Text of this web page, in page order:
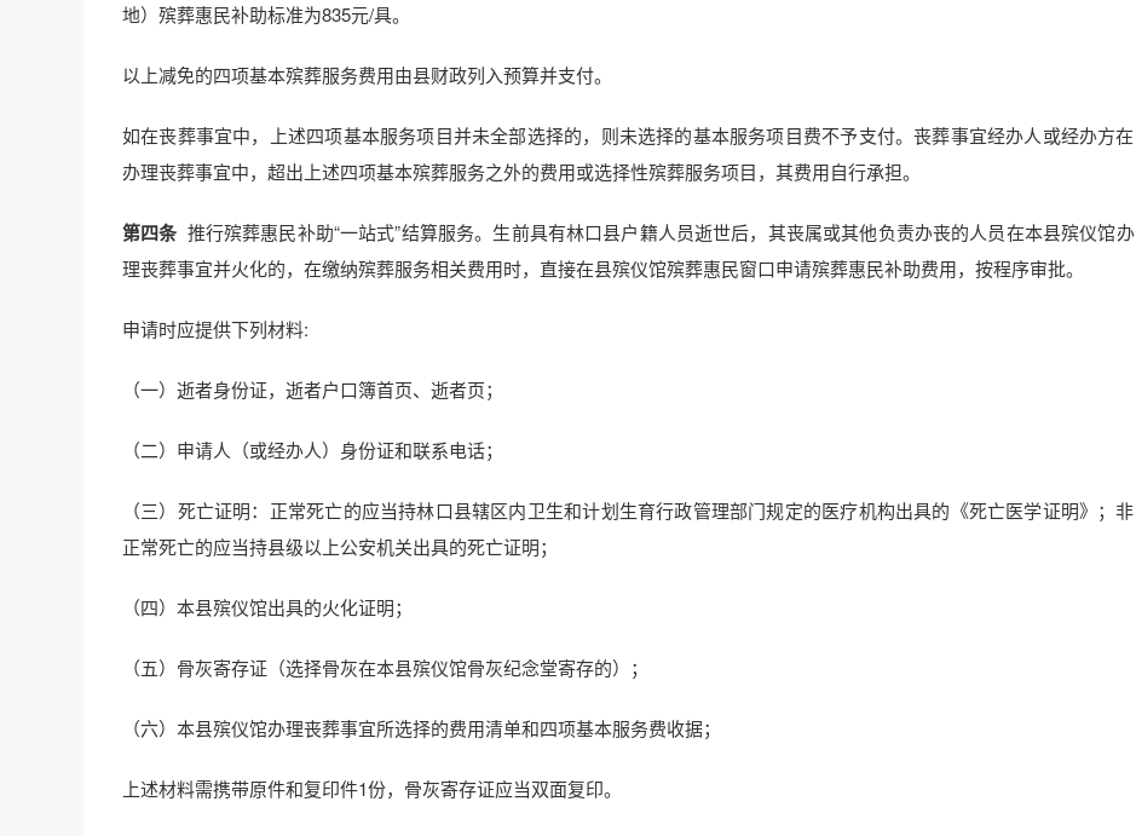
地）殡葬惠民补助标准为835元/具。
以上减免的四项基本殡葬服务费用由县财政列入预算并支付。
如在丧葬事宜中，上述四项基本服务项目并未全部选择的，则未选择的基本服务项目费不予支付。丧葬事宜经办人或经办方在
办理丧葬事宜中，超出上述四项基本殡葬服务之外的费用或选择性殡葬服务项目，其费用自行承担。
第四条 推行殡葬惠民补助“一站式”结算服务。生前具有林口县户籍人员逝世后，其丧属或其他负责办丧的人员在本县殡仪馆办
理丧葬事宜并火化的，在缴纳殡葬服务相关费用时，直接在县殡仪馆殡葬惠民窗口申请殡葬惠民补助费用，按程序审批。
申请时应提供下列材料:
（一）逝者身份证，逝者户口簿首页、逝者页；
（二）申请人（或经办人）身份证和联系电话；
（三）死亡证明：正常死亡的应当持林口县辖区内卫生和计划生育行政管理部门规定的医疗机构出具的《死亡医学证明》；非
正常死亡的应当持县级以上公安机关出具的死亡证明；
（四）本县殡仪馆出具的火化证明；
（五）骨灰寄存证（选择骨灰在本县殡仪馆骨灰纪念堂寄存的）；
（六）本县殡仪馆办理丧葬事宜所选择的费用清单和四项基本服务费收据；
上述材料需携带原件和复印件1份，骨灰寄存证应当双面复印。